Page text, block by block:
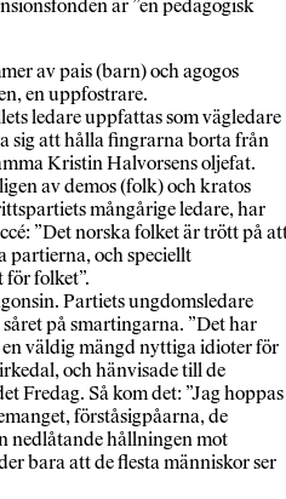
är ”en pedagogisk
av pais (barn) och agogos
en uppfostrare.
ledare uppfattas som vägledare
sig att hålla fingrarna borta från
Kristin Halvorsens oljefat.
av demos (folk) och kratos
mångårige ledare, har
”Det norska folket är trött på
partierna, och speciellt
folket”.
Partiets ungdomsledare
på smartingarna. ”Det har
väldig mängd nyttiga idioter för
och hänvisade till de
Fredag. Så kom det: ”Jag hoppas
förståsigpåarna, de
nedlåtande hållningen mot
bara att de flesta människor ser